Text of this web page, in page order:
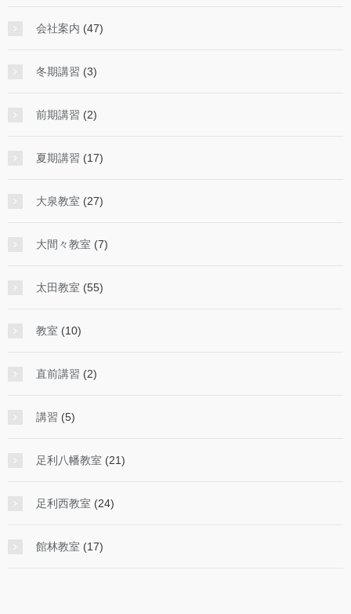
会社案内 (47)
冬期講習 (3)
前期講習 (2)
夏期講習 (17)
大泉教室 (27)
大間々教室 (7)
太田教室 (55)
教室 (10)
直前講習 (2)
講習 (5)
足利八幡教室 (21)
足利西教室 (24)
館林教室 (17)